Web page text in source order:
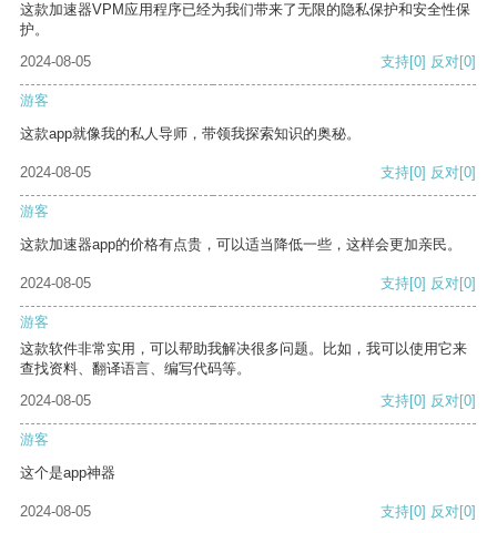
这款加速器VPM应用程序已经为我们带来了无限的隐私保护和安全性保
护。
2024-08-05
支持[0] 反对[0]
游客
这款app就像我的私人导师，带领我探索知识的奥秘。
2024-08-05 支持[0] 反对[0]
游客
这款加速器app的价格有点贵，可以适当降低一些，这样会更加亲民。
2024-08-05 支持[0] 反对[0]
游客
这款软件非常实用，可以帮助我解决很多问题。比如，我可以使用它来
查找资料、翻译语言、编写代码等。
2024-08-05
支持[0] 反对[0]
游客
这个是app神器
2024-08-05 支持[0] 反对[0]